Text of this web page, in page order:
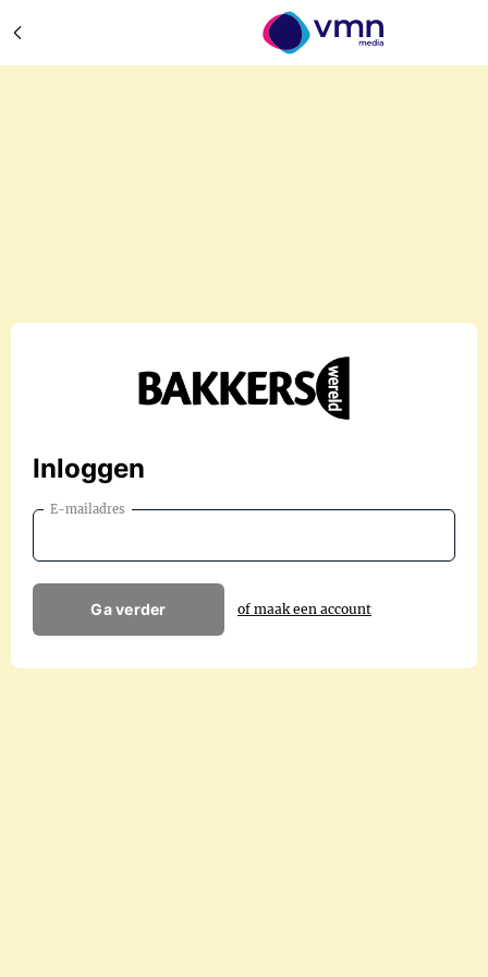
Inloggen
E-mailadres
Ga verder of maak een account